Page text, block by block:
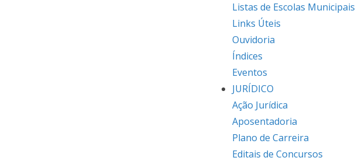
Listas de Escolas Municipais
Links Úteis
Ouvidoria
Índices
Eventos
JURÍDICO
Ação Jurídica
Aposentadoria
Plano de Carreira
Editais de Concursos